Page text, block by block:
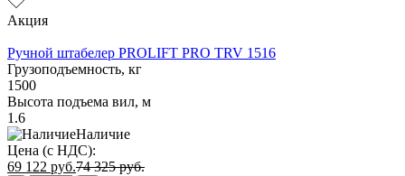
Акция
Ручной штабелер PROLIFT PRO TRV 1516
Грузоподъемность, кг
1500
Высота подъема вил, м
1.6
Наличие
Цена (с НДС):
69 122 руб.74 325руб.